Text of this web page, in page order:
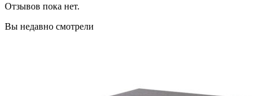
Отзывов пока нет.
Вы недавно смотрели